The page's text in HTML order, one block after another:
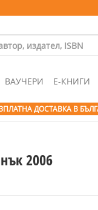
ВАУЧЕРИ Е-КНИГИ
ДОСТАВКА В
2006